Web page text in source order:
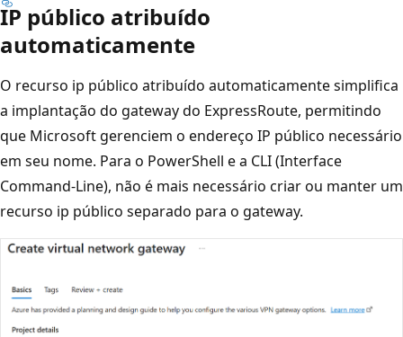
IP público atribuído
automaticamente
O recurso ip público atribuído automaticamente simplifica
a implantação do gateway do ExpressRoute, permitindo
que Microsoft gerenciem o endereço IP público necessário
em seu nome. Para o PowerShell e a CLI (Interface
Command-Line), não é mais necessário criar ou manter um
recurso ip público separado para o gateway.